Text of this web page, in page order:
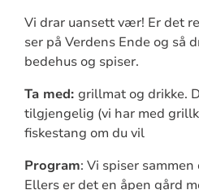
Vi drar uansett vær! Er det
ser på Verdens Ende og så
bedehus og spiser.
Ta med: grillmat og drikke.
tilgjengelig (vi har med
fiskestang om du vil
Program: Vi spiser
Ellers er det en åpen gård